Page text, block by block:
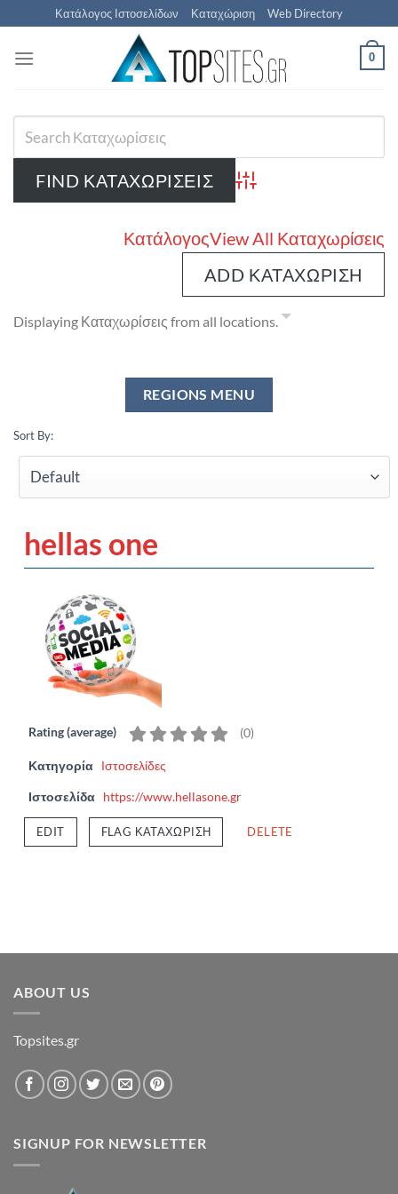
Μετάβαση
στο
περιεχόμενο
Κατάλογος Ιστοσελίδων Καταχώριση Web Directory
0
Advanced Search
ΚατάλογοςView All Καταχωρίσεις
ADD ΚΑΤΑΧΏΡΙΣΗ
Displaying Καταχωρίσεις from all locations.
Sort By:
hellas one
Rating (average) (0)
Κατηγορία Ιστοσελίδες
Ιστοσελίδα https://www.hellasone.gr
EDIT FLAG ΚΑΤΑΧΏΡΙΣΗ DELETE
ABOUT US
Topsites.gr
SIGNUP FOR NEWSLETTER